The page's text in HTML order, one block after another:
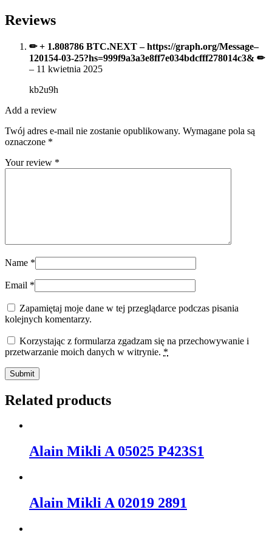
Reviews
✏ + 1.808786 BTC.NEXT – https://graph.org/Message–
120154-03-25?hs=999f9a3a3e8ff7e034bdcfff278014c3& ✏
– 11 kwietnia 2025
kb2u9h
Add a review
Twój adres e-mail nie zostanie opublikowany. Wymagane pola są
oznaczone *
Your review *
Name *
Email *
Zapamiętaj moje dane w tej przeglądarce podczas pisania
kolejnych komentarzy.
Korzystając z formularza zgadzam się na przechowywanie i
przetwarzanie moich danych w witrynie. *
Related products
Alain Mikli A 05025 P423S1
Alain Mikli A 02019 2891